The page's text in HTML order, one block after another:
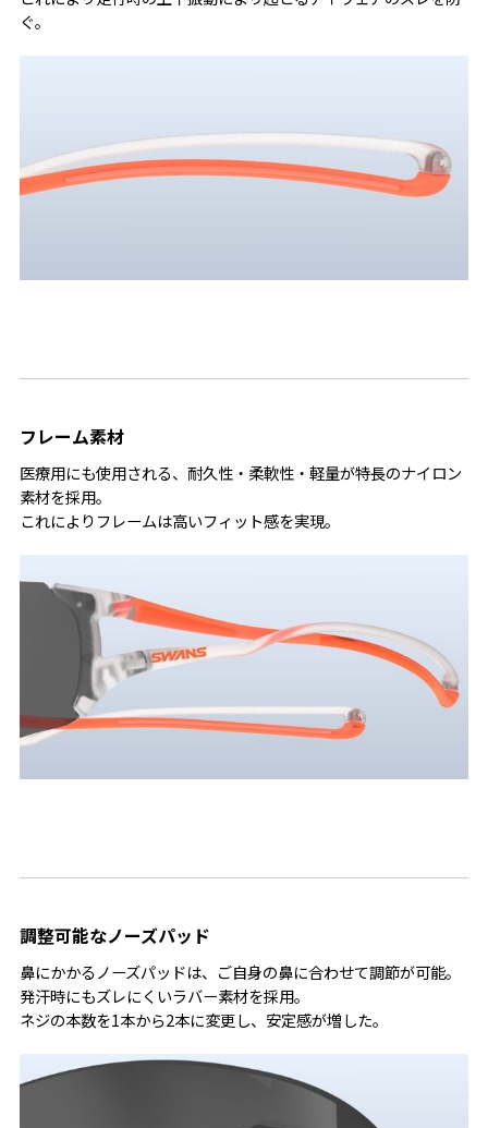
ぐ。
フレーム素材
医療用にも使用される、耐久性・柔軟性・軽量が特長のナイロン
素材を採用。
これによりフレームは高いフィット感を実現。
調整可能なノーズパッド
鼻にかかるノーズパッドは、ご自身の鼻に合わせて調節が可能。
発汗時にもズレにくいラバー素材を採用。
ネジの本数を1本から2本に変更し、安定感が増した。